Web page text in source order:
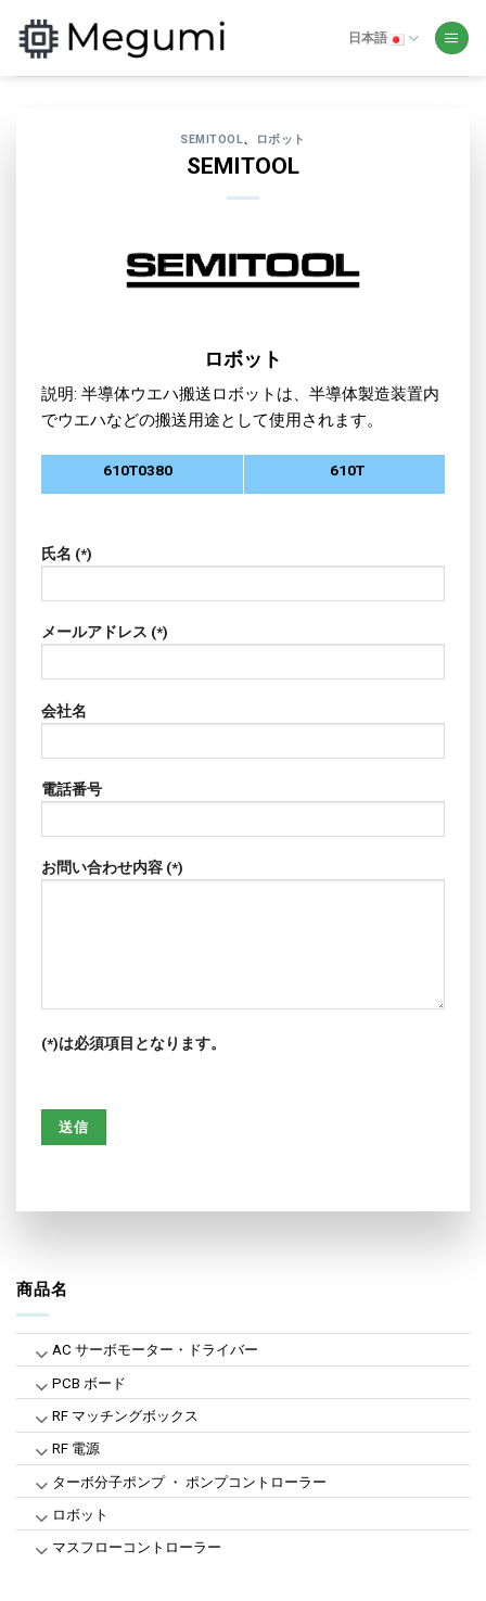
content
日本語
商品名
AC サーボモーター・ドライバー
PCB ボード
RF マッチングボックス
RF 電源
ターボ分子ポンプ ・ ポンプコントローラー
ロボット
マスフローコントローラー
SEMITOOL、 ロボット
SEMITOOL
ロボット
説明: 半導体ウエハ搬送ロボットは、半導体製造装置内
でウエハなどの搬送用途として使用されます。
610T0380 610T
氏名 (*)
メールアドレス (*)
会社名
電話番号
お問い合わせ内容 (*)
(*)は必須項目となります。